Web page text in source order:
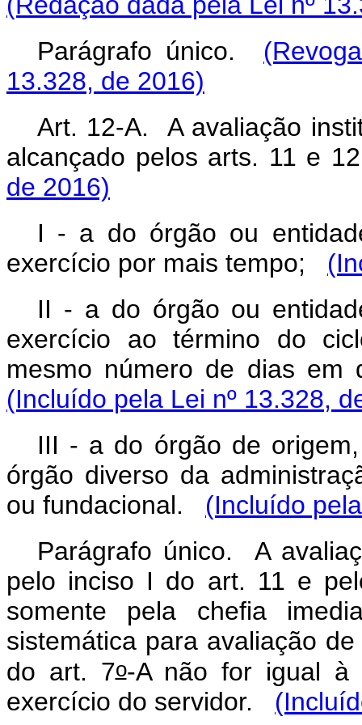
Parágrafo único.
13.328, de 2016)
Art. 12-A. A avaliação
alcançado pelos arts. 11 e
de 2016)
I - a do órgão ou
exercício por mais tempo;
II - a do órgão ou
exercício ao término do
mesmo número de dias em
(Incluído pela Lei nº 13.328,
III - a do órgão de
órgão diverso da
ou fundacional. (Incluído
Parágrafo único. A
pelo inciso I do art. 11 e
somente pela chefia
sistemática para avaliação
do art. 7o-A não for igual à
exercício do servidor.